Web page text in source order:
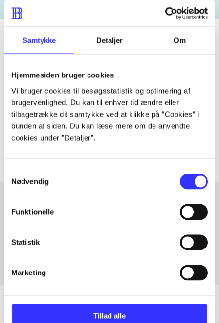
Samtykke Detaljer Om
Hjemmesiden bruger cookies
Vi bruger cookies til besøgsstatistik og optimering af
brugervenlighed. Du kan til enhver tid ændre eller
tilbagetrække dit samtykke ved at klikke på ”Cookies” i
bunden af siden. Du kan læse mere om de anvendte
cookies under ”Detaljer”.
Nødvendig
Funktionelle
Statistik
Marketing
Tillad alle
Artiklen er en del af
lorem ipsum dolor sit amet ...
Artiklerne i handler ofte om